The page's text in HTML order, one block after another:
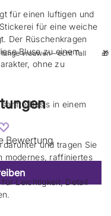
für einen luftigen und
für eine weiche
Der Rüschenkragen
Bluse zu einem
ohne zu
Basis in einem
darunter und tragen Sie
modernes, raffiniertes
Leichtigkeit, Detail
vrouwen – écht Tall 🎁
Bewertung